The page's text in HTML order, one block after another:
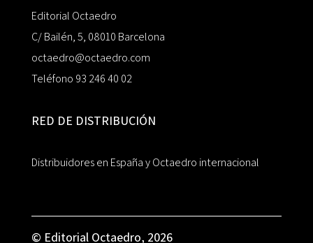
Editorial Octaedro
C/ Bailén, 5, 08010 Barcelona
octaedro@octaedro.com
Teléfono 93 246 40 02
RED DE DISTRIBUCIÓN
Distribuidores en España y Octaedro internacional
© Editorial Octaedro, 2026